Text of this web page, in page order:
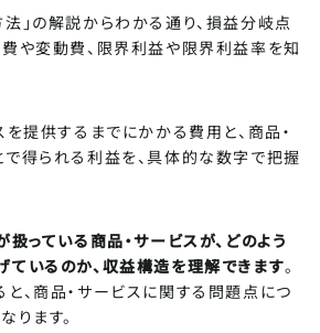
」の解説からわかる通り、損益分岐点
や変動費、限界利益や限界利益率を知
を提供するまでにかかる費用と、商品・
得られる利益を、具体的な数字で把握
扱っている商品・サービスが、どのよう
いるのか、収益構造を理解できます。
、商品・サービスに関する問題点につ
ります。